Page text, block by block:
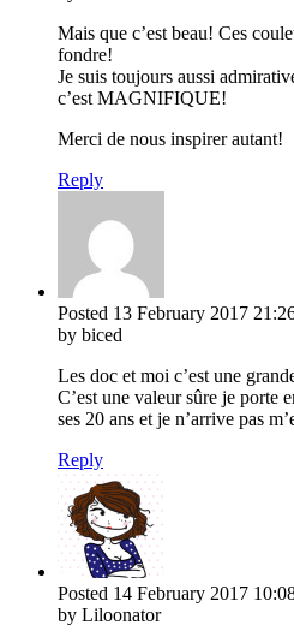
Mais que c’est beau! Ces
fondre!
Je suis toujours aussi
c’est MAGNIFIQUE!
Merci de nous inspirer autant!
Reply
Posted 13 February 2017
by biced
Les doc et moi c’est une
C’est une valeur sûre je porte
ses 20 ans et je n’arrive pas
Reply
Posted 14 February 2017
by Liloonator